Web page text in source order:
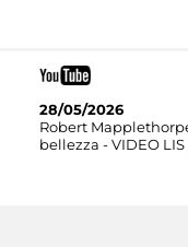
28/05/2026
Robert
bellezza - VIDEO